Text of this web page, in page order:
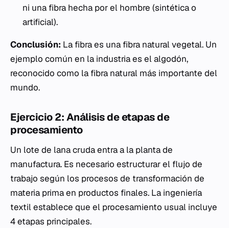
ni una fibra hecha por el hombre (sintética o
artificial).
Conclusión: La fibra es una fibra natural vegetal. Un
ejemplo común en la industria es el algodón,
reconocido como la fibra natural más importante del
mundo.
Ejercicio 2: Análisis de etapas de
procesamiento
Un lote de lana cruda entra a la planta de
manufactura. Es necesario estructurar el flujo de
trabajo según los procesos de transformación de
materia prima en productos finales. La ingeniería
textil establece que el procesamiento usual incluye
4 etapas principales.